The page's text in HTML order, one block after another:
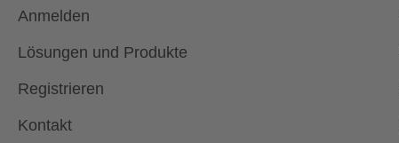
Anmelden
Lösungen und Produkte
Registrieren
Kontakt